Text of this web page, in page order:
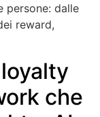
persone: dalle
reward,
che